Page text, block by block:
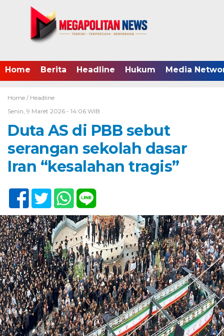
Home Berita Headline Hukum Media
Home / Headline
Senin, 9 Maret 2026 - 14:06 WIB
Duta AS di PBB sebut
serangan sekolah dasar
Iran “kesalahan tragis”